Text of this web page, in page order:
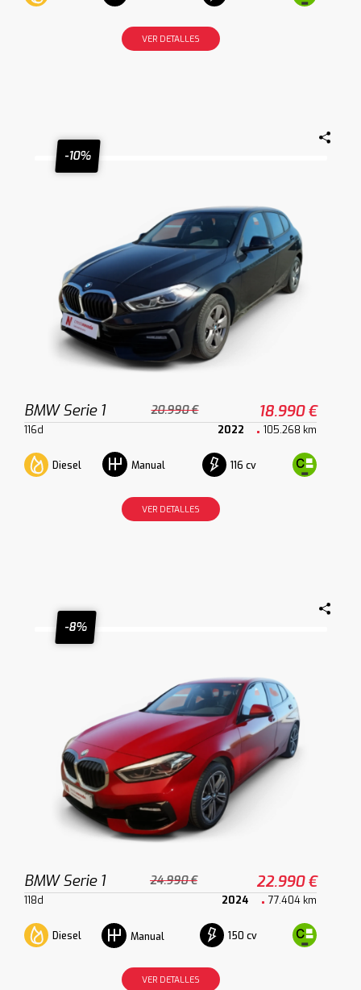
VER DETALLES
-10%
BMW Serie 1 20.990 € 18.990 €
116d 2022 105.268 km
Diesel Manual 116 cv
VER DETALLES
-8%
BMW Serie 1 24.990 € 22.990 €
118d 2024 77.404 km
Diesel Manual 150 cv
VER DETALLES